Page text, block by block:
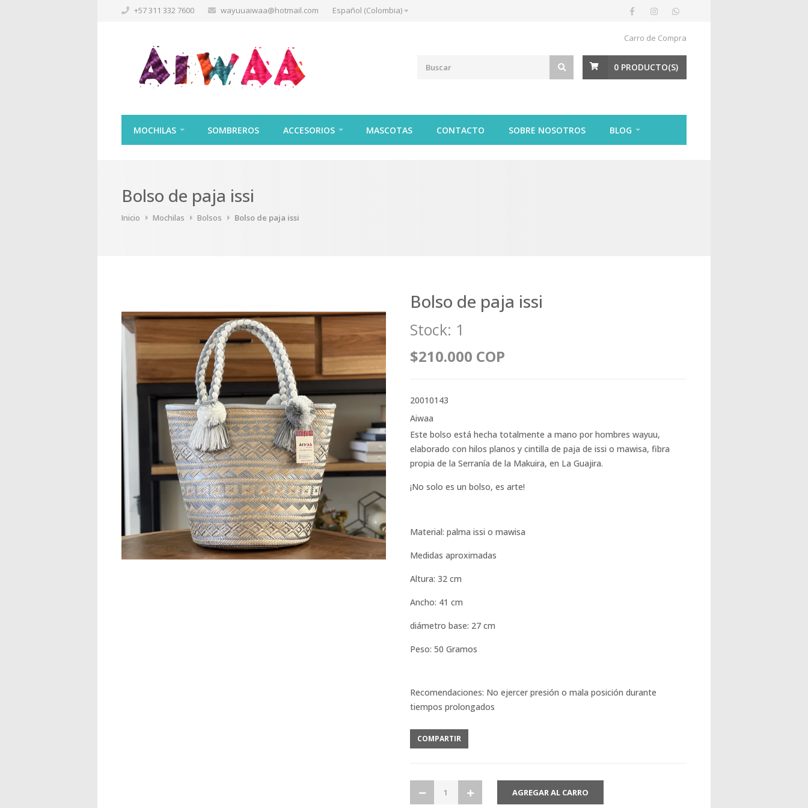
+57 311 332 7600 wayuuaiwaa@hotmail.com Español (Colombia)
Carro de Compra
0 PRODUCTO(S)
MOCHILAS SOMBREROS ACCESORIOS MASCOTAS CONTACTO SOBRE NOSOTROS BLOG
Bolso de paja issi
Inicio Mochilas Bolsos Bolso de paja issi
Bolso de paja issi
Stock: 1
$210.000 COP
20010143
Aiwaa
Este bolso está hecha totalmente a mano por hombres wayuu,
elaborado con hilos planos y cintilla de paja de issi o mawisa, fibra
propia de la Serranía de la Makuira, en La Guajira.
¡No solo es un bolso, es arte!
Material: palma issi o mawisa
Medidas aproximadas
Altura: 32 cm
Ancho: 41 cm
diámetro base: 27 cm
Peso: 50 Gramos
Recomendaciones: No ejercer presión o mala posición durante
tiempos prolongados
COMPARTIR